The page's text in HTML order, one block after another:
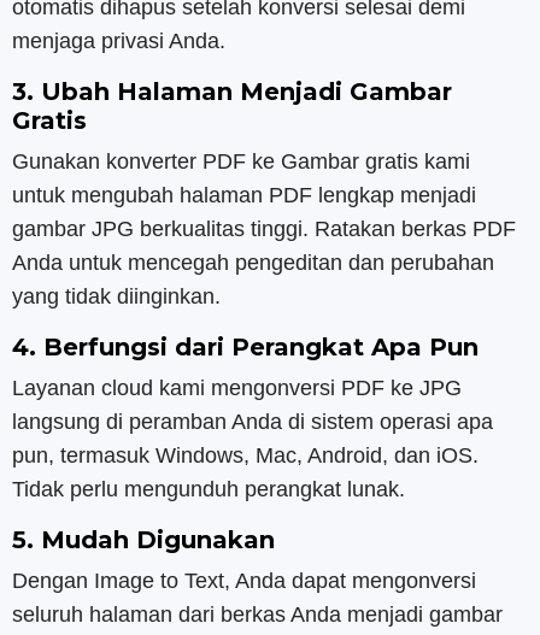
otomatis dihapus setelah konversi selesai demi
menjaga privasi Anda.
3. Ubah Halaman Menjadi Gambar
Gratis
Gunakan konverter PDF ke Gambar gratis kami
untuk mengubah halaman PDF lengkap menjadi
gambar JPG berkualitas tinggi. Ratakan berkas PDF
Anda untuk mencegah pengeditan dan perubahan
yang tidak diinginkan.
4. Berfungsi dari Perangkat Apa Pun
Layanan cloud kami mengonversi PDF ke JPG
langsung di peramban Anda di sistem operasi apa
pun, termasuk Windows, Mac, Android, dan iOS.
Tidak perlu mengunduh perangkat lunak.
5. Mudah Digunakan
Dengan Image to Text, Anda dapat mengonversi
seluruh halaman dari berkas Anda menjadi gambar